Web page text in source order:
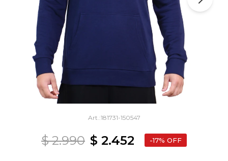
181731-150547
$ 2.452
$ 2.990 17